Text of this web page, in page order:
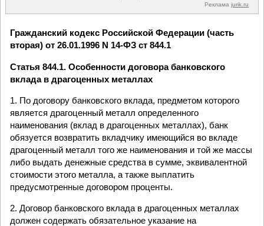
Реклама jurik.ru
Гражданский кодекс Российской Федерации (часть
вторая) от 26.01.1996 N 14-ФЗ ст 844.1
Статья 844.1. Особенности договора банковского
вклада в драгоценных металлах
1. По договору банковского вклада, предметом которого
является драгоценный металл определенного
наименования (вклад в драгоценных металлах), банк
обязуется возвратить вкладчику имеющийся во вкладе
драгоценный металл того же наименования и той же массы
либо выдать денежные средства в сумме, эквивалентной
стоимости этого металла, а также выплатить
предусмотренные договором проценты.
2. Договор банковского вклада в драгоценных металлах
должен содержать обязательное указание на